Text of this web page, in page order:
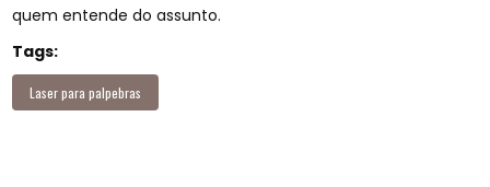
quem entende do assunto.
Tags:
Laser para palpebras